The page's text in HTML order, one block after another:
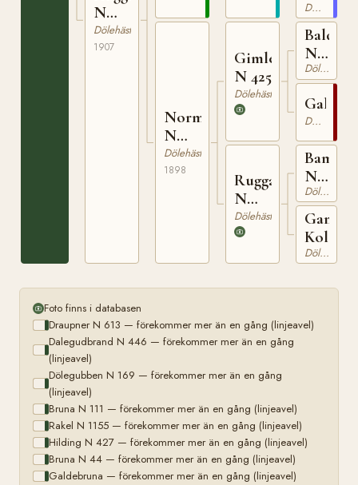
N
3655
Dölehäst
1907
Norma
N
1933
Dölehäst
1898
Gimle
N 425
Dölehäst
Rugga
N
773
Dölehäst
44Dölehäst
Balder
N
284
Dölehäst
Dölehäst
Bamsen
N
254Dölehäst
Gamle
Dölehäst
Foto finns i databasen
Draupner N 613 — förekommer mer än en gång (linjeavel)
Dalegudbrand N 446 — förekommer mer än en gång
(linjeavel)
Dölegubben N 169 — förekommer mer än en gång
(linjeavel)
Bruna N 111 — förekommer mer än en gång (linjeavel)
Rakel N 1155 — förekommer mer än en gång (linjeavel)
Hilding N 427 — förekommer mer än en gång (linjeavel)
Bruna N 44 — förekommer mer än en gång (linjeavel)
Galdebruna — förekommer mer än en gång (linjeavel)